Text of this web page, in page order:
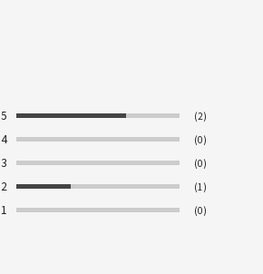
5 (2)
4 (0)
3 (0)
2 (1)
1 (0)